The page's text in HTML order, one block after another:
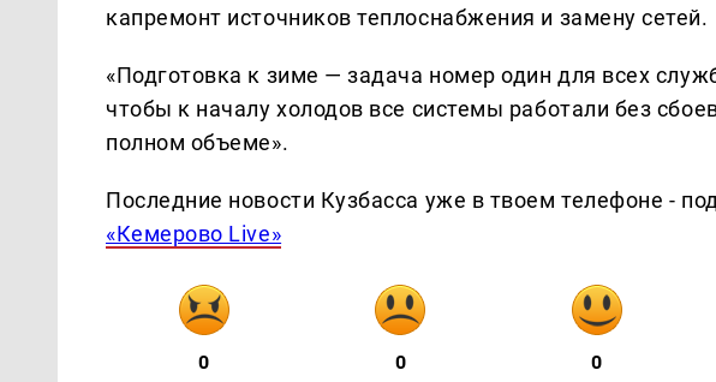
капремонт источников теплоснабжения и замену сетей.
«Подготовка к зиме — задача номер один для всех
чтобы к началу холодов все системы работали без
полном объеме».
Последние новости Кузбасса уже в твоем телефоне -
«Кемерово Live»
0 0 0